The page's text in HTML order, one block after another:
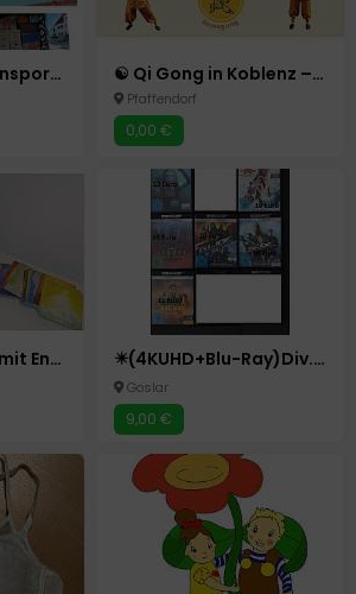
☎️Ⓜ️ Umzug & Transport 24/7 Ⓜ️☎️ umzugshelfer ab 34 € ☯️ Qi Gong in Koblenz – Entspannung, Atmung & innere Stärke
Pfaffendorf
0,00 €
✳️ Aufstellungen mit Engeln 98 Karten Begleitbuch guter Zustand✳️ ✴️(4KUHD+Blu-Ray)Div.Filme✴️Neuwertig, nur 9 Euro pro Film✴️
Goslar
9,00 €